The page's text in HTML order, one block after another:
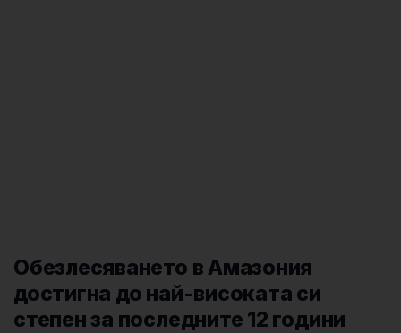
Обезлесяването в Амазония
достигна до най-високата си
степен за последните 12 години